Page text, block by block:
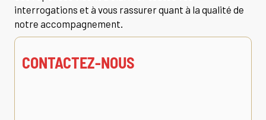
interrogations et à vous rassurer quant à la qualité de
notre accompagnement.
CONTACTEZ-NOUS